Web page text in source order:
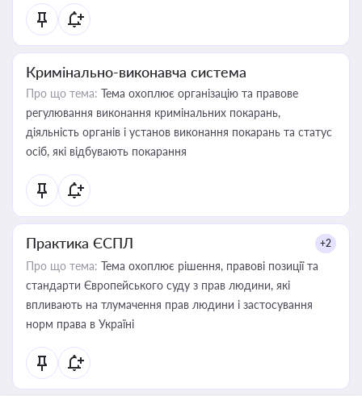
Кримінально-виконавча система
Про що тема: Тема охоплює організацію та правове
регулювання виконання кримінальних покарань,
діяльність органів і установ виконання покарань та статус
осіб, які відбувають покарання
Практика ЄСПЛ +2
Про що тема: Тема охоплює рішення, правові позиції та
стандарти Європейського суду з прав людини, які
впливають на тлумачення прав людини і застосування
норм права в Україні